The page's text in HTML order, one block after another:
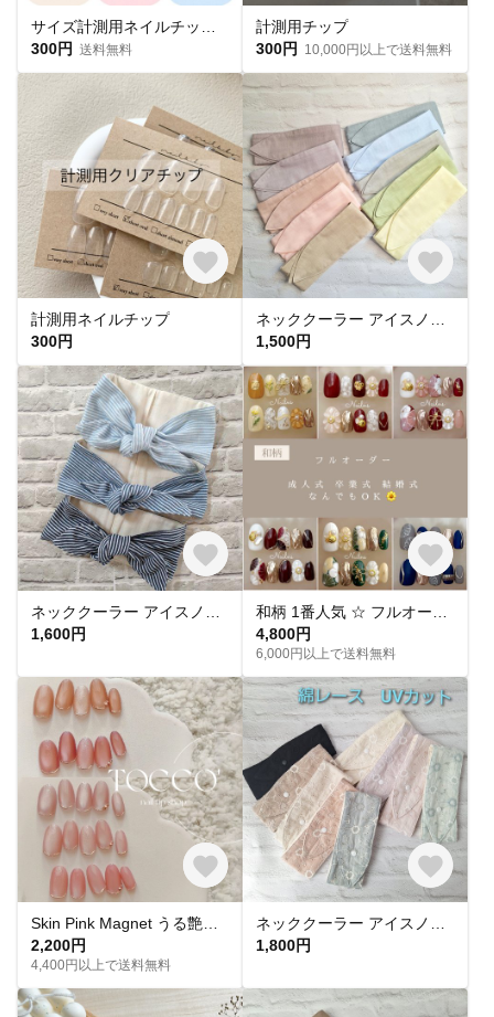
300円 送料無料
計測用チップ
300円
10,000円以上で送料無料
計測用ネイルチップ
300円
1,500円
1,600円
4,800円
6,000円以上で送料無料
2,200円
4,400円以上で送料無料
1,800円